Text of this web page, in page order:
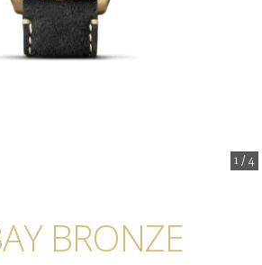
1/4
BRONZE